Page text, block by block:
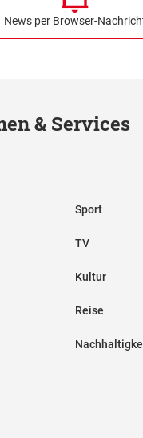
News per Browser-
& Services
Sport
TV
Kultur
Reise